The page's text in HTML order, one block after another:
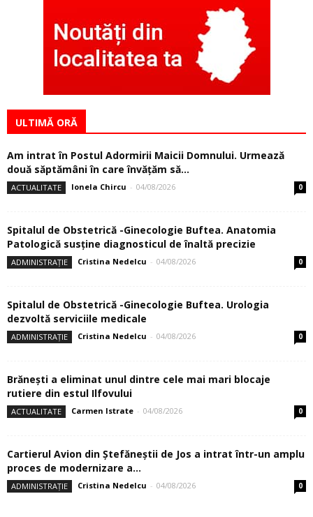
ULTIMĂ ORĂ
Am intrat în Postul Adormirii Maicii Domnului. Urmează
două săptămâni în care învăţăm să...
ACTUALITATE Ionela Chircu - 04/08/2026 0
Spitalul de Obstetrică -Ginecologie Buftea. Anatomia
Patologică susţine diagnosticul de înaltă precizie
ADMINISTRAȚIE Cristina Nedelcu - 04/08/2026 0
Spitalul de Obstetrică -Ginecologie Buftea. Urologia
dezvoltă serviciile medicale
ADMINISTRAȚIE Cristina Nedelcu - 04/08/2026 0
Brănești a eliminat unul dintre cele mai mari blocaje
rutiere din estul Ilfovului
ACTUALITATE Carmen Istrate - 04/08/2026 0
Cartierul Avion din Ştefăneştii de Jos a intrat într-un amplu
proces de modernizare a...
ADMINISTRAȚIE Cristina Nedelcu - 04/08/2026 0